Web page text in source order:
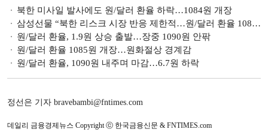
북한 미사일 발사에도 원/달러 환율 하락…1084원 개장
삼성선물 “북한 리스크 시장 반응 제한적…원/달러 환율 1080원대 등락 예상”
원/달러 환율, 1.9원 상승 출발…장중 1090원 안팎
원/달러 환율 1085원 개장…원화절상 경계감
원/달러 환율, 1090원 내주며 마감…6.7원 하락
정선은 기자 bravebambi@fntimes.com
데일리 금융경제뉴스 Copyright ⓒ 한국금융신문 & FNTIMES.com